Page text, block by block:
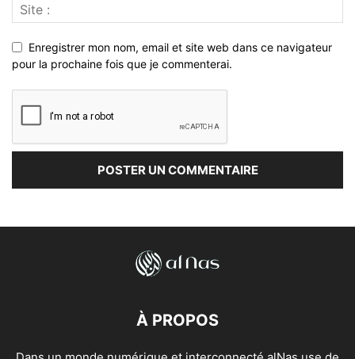
Enregistrer mon nom, email et site web dans ce navigateur
pour la prochaine fois que je commenterai.
À PROPOS